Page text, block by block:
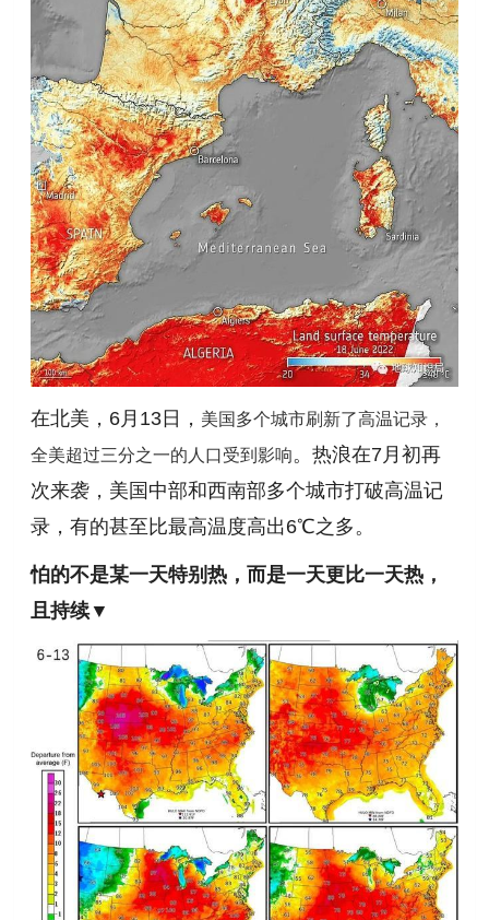
在北美，6月13日， 美国多个城市刷新了高温记录，
全美超过三分之一的人口受到影响。热浪在7月初再
次来袭，美国中部和西南部多个城市打破高温记
录，有的甚至比最高温度高出6℃之多。
怕的不是某一天特别热，而是一天更比一天热，
且持续▼